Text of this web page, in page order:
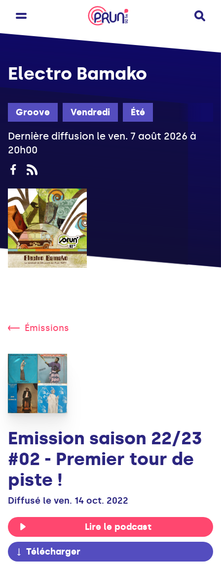
Groove Vendredi Été
Electro Bamako
Dernière diffusion le ven. 7 août 2026 à
20h00
Émissions
Emission saison 22/23
#02 - Premier tour de
piste !
Diffusé le ven. 14 oct. 2022
Lire le podcast
Télécharger